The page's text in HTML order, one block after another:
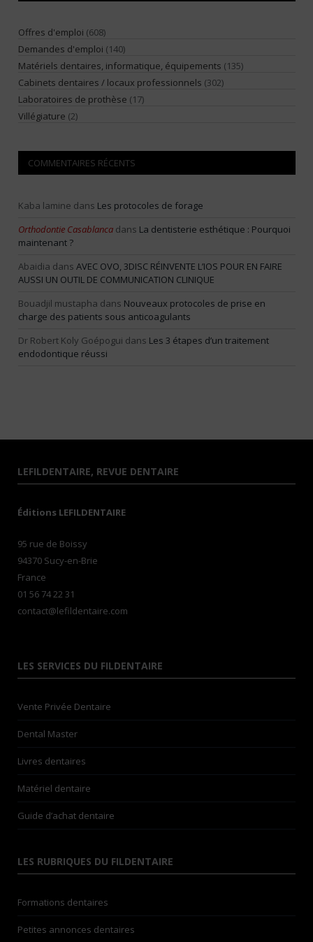
Offres d'emploi (608)
Demandes d'emploi (140)
Matériels dentaires, informatique, équipements (135)
Cabinets dentaires / locaux professionnels (302)
Laboratoires de prothèse (17)
Villégiature (2)
COMMENTAIRES RÉCENTS
Kaba lamine dans Les protocoles de forage
Orthodontie Casablanca dans La dentisterie esthétique : Pourquoi
maintenant ?
Abaidia dans AVEC OVO, 3DISC RÉINVENTE L’IOS POUR EN FAIRE
AUSSI UN OUTIL DE COMMUNICATION CLINIQUE
Bouadjil mustapha dans Nouveaux protocoles de prise en
charge des patients sous anticoagulants
Dr Robert Koly Goépogui dans Les 3 étapes d’un traitement
endodontique réussi
LEFILDENTAIRE, REVUE DENTAIRE
Éditions LEFILDENTAIRE
95 rue de Boissy
94370 Sucy-en-Brie
France
01 56 74 22 31
contact@lefildentaire.com
LES SERVICES DU FILDENTAIRE
Vente Privée Dentaire
Dental Master
Livres dentaires
Matériel dentaire
Guide d’achat dentaire
LES RUBRIQUES DU FILDENTAIRE
Formations dentaires
Petites annonces dentaires